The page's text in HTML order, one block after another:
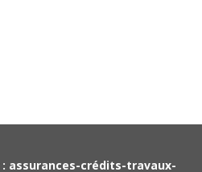
: assurances-crédits-travaux-